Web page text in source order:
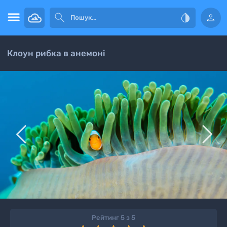
   
Клоун рибка в анемоні
 
Рейтинг 5 з 5